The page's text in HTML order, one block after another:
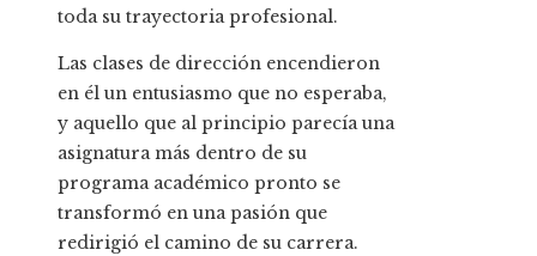
toda su trayectoria profesional.
Las clases de dirección encendieron
en él un entusiasmo que no esperaba,
y aquello que al principio parecía una
asignatura más dentro de su
programa académico pronto se
transformó en una pasión que
redirigió el camino de su carrera.